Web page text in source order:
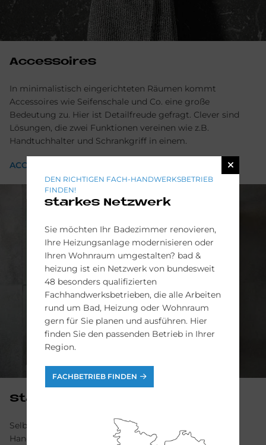
Ac­ces­soires
In minimalistisch eingerichteten Räumen kommt
Accessoires wie Seifenschale und Co. eine große
Bedeutung zu. Hier ist Detailfreude gefragt. Clever sind
Lösungen, die zwei Funktionen vereinen wie z.B.
Handtuchhalter und Schrankgriff in einem.
ACCESSOIRES
Stau­raum
Selbst das kleinste Gäste-WC braucht Stauraum für
Handtücher, Toilettenpapier und vielleicht
DEN RICHTIGEN FACH-HANDWERKSBETRIEB
FINDEN!
starkes Netzwerk
Sie möchten Ihr Badezimmer renovieren,
Ihre Heizungsanlage modernisieren oder
Ihren Wohnraum umgestalten? bad &
heizung ist ein Netzwerk von bundesweit
48 besonders qualifizierten
Fachhandwerksbetrieben, die alle Arbeiten
rund um Bad, Heizung oder Wohnraum
gern für Sie planen und ausführen. Hier
finden Sie den passenden Betrieb in Ihrer
Region.
FACHBETRIEB FINDEN